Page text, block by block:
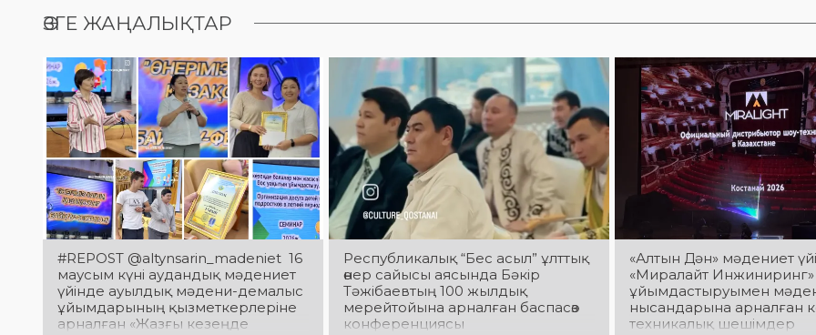
ӨЗГЕ ЖАҢАЛЫҚТАР
#REPOST @altynsarin_madeniet 16
маусым күні аудандық мәдениет
үйінде ауылдық мәдени-демалыс
ұйымдарының қызметкерлеріне
арналған «Жазғы кезеңде
Республикалық “Бес асыл” ұлттық
өнер сайысы аясында Бәкір
Тәжібаевтың 100 жылдық
мерейтойына арналған баспасөз
конференциясы
«Алтын Дән» мәдениет
«Миралайт
ұйымдастыруымен
нысандарына арналған
техникалық шешімдер